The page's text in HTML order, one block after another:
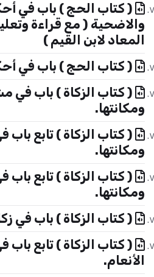
( كتاب الحج ) باب في
والاضحية ( مع قراءة
المعاد لابن القيم )
( كتاب الحج ) باب في
( كتاب الزكاة ) باب في
ومكانتها.
( كتاب الزكاة ) تابع باب
ومكانتها.
( كتاب الزكاة ) تابع باب
ومكانتها.
( كتاب الزكاة ) باب في
( كتاب الزكاة ) تابع باب
الأنعام.